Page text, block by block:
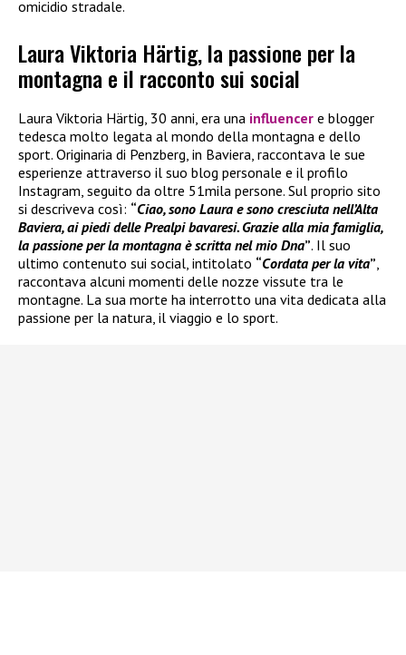
omicidio stradale.
Laura Viktoria Härtig, la passione per la
montagna e il racconto sui social
Laura Viktoria Härtig, 30 anni, era una influencer e blogger
tedesca molto legata al mondo della montagna e dello
sport. Originaria di Penzberg, in Baviera, raccontava le sue
esperienze attraverso il suo blog personale e il profilo
Instagram, seguito da oltre 51mila persone. Sul proprio sito
si descriveva così: “Ciao, sono Laura e sono cresciuta nell’Alta
Baviera, ai piedi delle Prealpi bavaresi. Grazie alla mia famiglia,
la passione per la montagna è scritta nel mio Dna”. Il suo
ultimo contenuto sui social, intitolato “Cordata per la vita”
raccontava alcuni momenti delle nozze vissute tra le
montagne. La sua morte ha interrotto una vita dedicata alla
passione per la natura, il viaggio e lo sport.